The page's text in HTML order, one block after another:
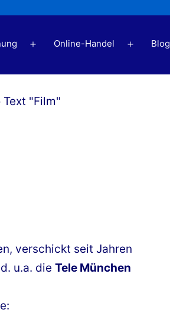
Menü
Online-Handel
Menü
Blog
verschickt seit Jahren
u.a. die Tele München